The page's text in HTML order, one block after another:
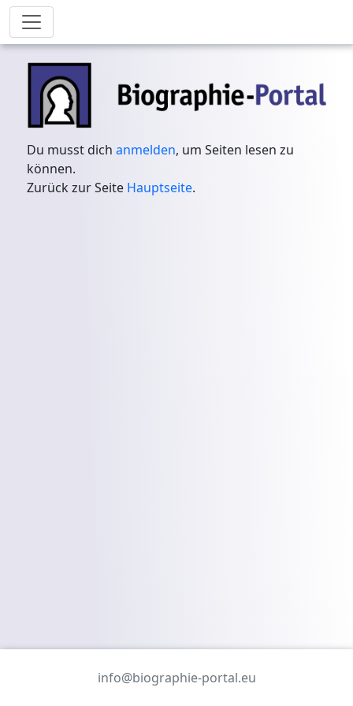
Du musst dichanmelden, um Seiten lesen zu
können.
Zurück zur Seite Hauptseite.
info@biographie-portal.eu